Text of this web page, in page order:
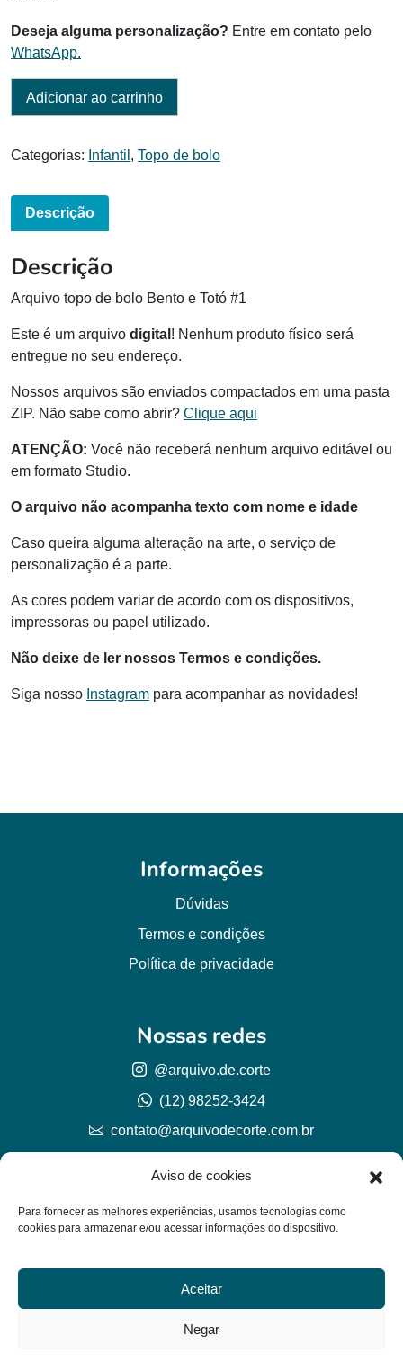
Aviso de cookies
Para fornecer as melhores experiências, usamos tecnologias como
cookies para armazenar e/ou acessar informações do dispositivo.
Aceitar
Negar
Deseja alguma personalização? Entre em contato pelo
WhatsApp.
Adicionar ao carrinho
Categorias: Infantil , Topo de bolo
Descrição
Descrição
Arquivo topo de bolo Bento e Totó #1
Este é um arquivo digital ! Nenhum produto físico será
entregue no seu endereço.
Nossos arquivos são enviados compactados em uma pasta
ZIP. Não sabe como abrir? Clique aqui
ATENÇÃO: Você não receberá nenhum arquivo editável ou
em formato Studio.
O arquivo não acompanha texto com nome e idade
Caso queira alguma alteração na arte, o serviço de
personalização é a parte.
As cores podem variar de acordo com os dispositivos,
impressoras ou papel utilizado.
Não deixe de ler nossos Termos e condições.
Siga nosso Instagram para acompanhar as novidades!
Informações
Dúvidas
Termos e condições
Política de privacidade
© Arquivo de corte 2026
CNPJ 57.978.789/0001-77
Lh Graphic Designer
Nossas redes
@arquivo.de.corte
(12) 98252-3424
contato@arquivodecorte.com.br